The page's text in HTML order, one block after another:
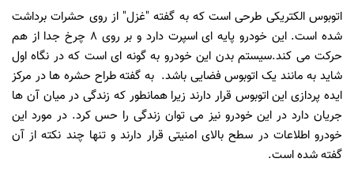
اتوبوس الکتریکی طرحی است که به گفته "غزل" از روی حشرات برداشت
شده است. این خودرو پایه ای اسپرت دارد و بر روی 8 چرخ جدا از هم
حرکت می کند.سیستم بدن این خودرو به گونه ای است که در نگاه اول
شاید به مانند یک اتوبوس فضایی باشد. به گفته طراح حشره ها در مرکز
ایده پردازی این اتوبوس قرار دارند زیرا همانطور که زندگی در میان آن ها
جریان دارد در این خودرو نیز می توان زندگی را حس کرد. در مورد این
خودرو اطلاعات در سطح بالای امنیتی قرار دارند و تنها چند نکته از آن
گفته شده است.